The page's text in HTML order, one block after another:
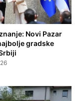
Novi Pazar
gradske